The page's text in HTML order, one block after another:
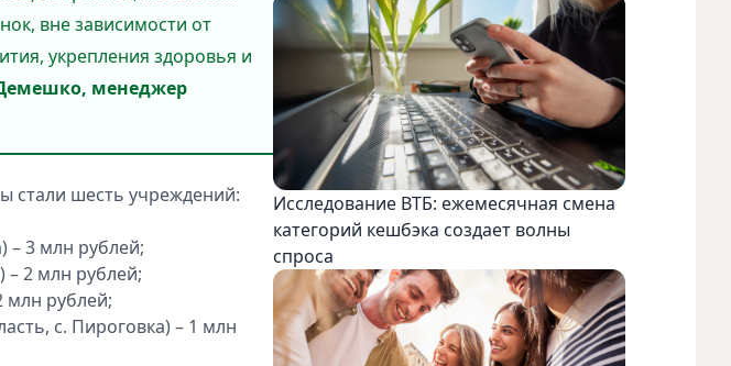
вне зависимости от
укрепления здоровья и
менеджер
стали шесть учреждений:
– 3 млн рублей;
2 млн рублей;
млн рублей;
с. Пироговка) – 1 млн
Исследование ВТБ: ежемесячная смена
категорий кешбэка создает волны
спроса